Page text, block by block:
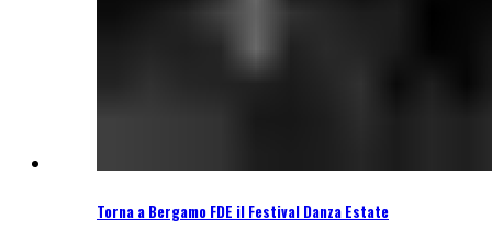
Torna a Bergamo FDE il Festival Danza Estate